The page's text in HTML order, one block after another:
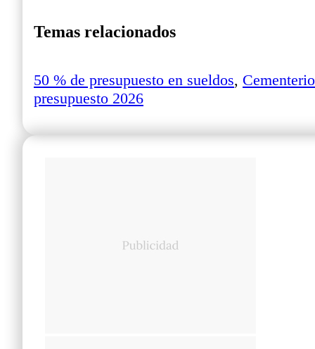
Temas relacionados
50 % de presupuesto en sueldos,
presupuesto 2026